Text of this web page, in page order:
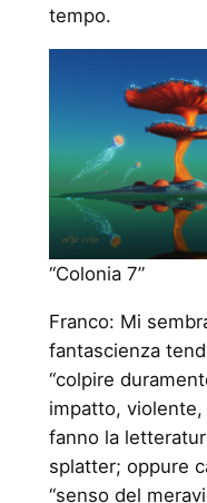
tempo.
“Colonia 7”
Franco: Mi
fantascienza
“colpire
impatto, violente,
fanno la
splatter; oppure
“senso del